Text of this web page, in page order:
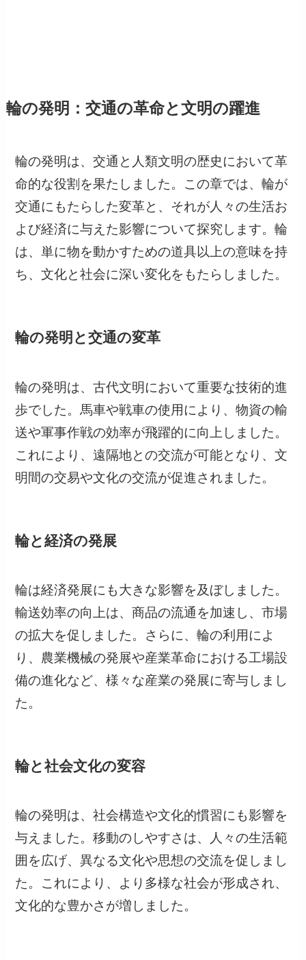
輪の発明：交通の革命と文明の躍進
輪の発明は、交通と人類文明の歴史において革
命的な役割を果たしました。この章では、輪が
交通にもたらした変革と、それが人々の生活お
よび経済に与えた影響について探究します。輪
は、単に物を動かすための道具以上の意味を持
ち、文化と社会に深い変化をもたらしました。
輪の発明と交通の変革
輪の発明は、古代文明において重要な技術的進
歩でした。馬車や戦車の使用により、物資の輸
送や軍事作戦の効率が飛躍的に向上しました。
これにより、遠隔地との交流が可能となり、文
明間の交易や文化の交流が促進されました。
輪と経済の発展
輪は経済発展にも大きな影響を及ぼしました。
輸送効率の向上は、商品の流通を加速し、市場
の拡大を促しました。さらに、輪の利用によ
り、農業機械の発展や産業革命における工場設
備の進化など、様々な産業の発展に寄与しまし
た。
輪と社会文化の変容
輪の発明は、社会構造や文化的慣習にも影響を
与えました。移動のしやすさは、人々の生活範
囲を広げ、異なる文化や思想の交流を促しまし
た。これにより、より多様な社会が形成され、
文化的な豊かさが増しました。